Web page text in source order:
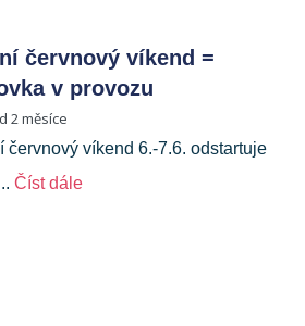
červnový víkend =
v provozu
2 měsíce
červnový víkend 6.-7.6. odstartuje
Číst dále